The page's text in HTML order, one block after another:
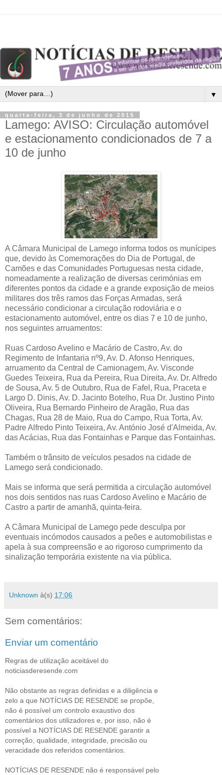
▼
quarta-feira, 3 de junho de 2015
Lamego: AVISO: Circulação automóvel
e estacionamento condicionados de 7 a
10 de junho
A Câmara Municipal de Lamego informa todos os munícipes
que, devido às Comemorações do Dia de Portugal, de
Camões e das Comunidades Portuguesas nesta cidade,
nomeadamente a realização de diversas cerimónias em
diferentes pontos da cidade e a grande exposição de meios
militares dos três ramos das Forças Armadas, será
necessário condicionar a circulação rodoviária e o
estacionamento automóvel, entre os dias 7 e 10 de junho,
nos seguintes arruamentos:
Ruas Cardoso Avelino e Macário de Castro, Av. do
Regimento de Infantaria nº9, Av. D. Afonso Henriques,
arruamento da Central de Camionagem, Av. Visconde
Guedes Teixeira, Rua da Pereira, Rua Direita, Av. Dr. Alfredo
de Sousa, Av. 5 de Outubro, Rua de Fafel, Rua, Praceta e
Largo D. Dinis, Av. D. Jacinto Botelho, Rua Dr. Justino Pinto
Oliveira, Rua Bernardo Pinheiro de Aragão, Rua das
Chagas, Rua 28 de Maio, Rua do Campo, Rua Torta, Av.
Padre Alfredo Pinto Teixeira, Av. António José d'Almeida, Av.
das Acácias, Rua das Fontainhas e Parque das Fontainhas.
Também o trânsito de veículos pesados na cidade de
Lamego será condicionado.
Mais se informa que será permitida a circulação automóvel
nos dois sentidos nas ruas Cardoso Avelino e Macário de
Castro a partir de amanhã, quinta-feira.
A Câmara Municipal de Lamego pede desculpa por
eventuais incómodos causados a peões e automobilistas e
apela à sua compreensão e ao rigoroso cumprimento da
sinalização temporária existente na via pública.
Unknown à(s) 17:06
Sem comentários:
Enviar um comentário
Regras de utilização aceitável do
noticiasderesende.com
Não obstante as regras definidas e a diligência e
zelo a que NOTÍCIAS DE RESENDE se propõe,
não é possível um controlo exaustivo dos
comentários dos utilizadores e, por isso, não é
possível a NOTÍCIAS DE RESENDE garantir a
correção, qualidade, integridade, precisão ou
veracidade dos referidos comentários.
NOTÍCIAS DE RESENDE não é responsável pelo